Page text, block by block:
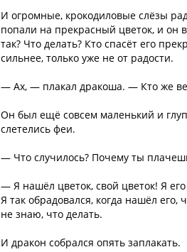
И огромные, крокодиловые слёзы
попали на прекрасный цветок, и он
так? Что делать? Кто спасёт его
сильнее, только уже не от радости.
— Ах, — плакал дракоша. — Кто же
Он был ещё совсем маленький и
слетелись феи.
— Что случилось? Почему ты
— Я нашёл цветок, свой цветок! Я
Я так обрадовался, когда нашёл
не знаю, что делать.
И дракон собрался опять заплакать.